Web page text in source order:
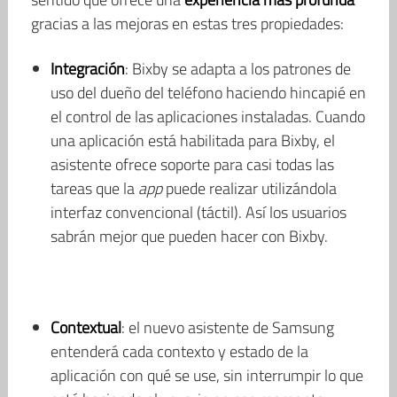
gracias a las mejoras en estas tres propiedades:
Integración: Bixby se adapta a los patrones de
uso del dueño del teléfono haciendo hincapié en
el control de las aplicaciones instaladas. Cuando
una aplicación está habilitada para Bixby, el
asistente ofrece soporte para casi todas las
tareas que laapppuede realizar utilizándola
interfaz convencional (táctil). Así los usuarios
sabrán mejor que pueden hacer con Bixby.
Contextual: el nuevo asistente de Samsung
entenderá cada contexto y estado de la
aplicación con qué se use, sin interrumpir lo que